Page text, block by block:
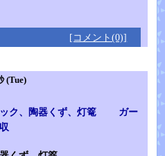
[コメント(0)]
(Tue)
ック、陶器くず、灯篭 ガー